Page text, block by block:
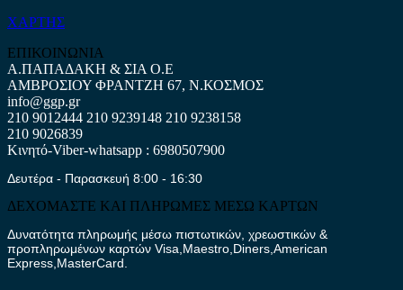
ΧΑΡΤΗΣ
ΕΠΙΚΟΙΝΩΝΙΑ
Α.ΠΑΠΑΔΑΚΗ & ΣΙΑ Ο.Ε
ΑΜΒΡΟΣΙΟΥ ΦΡΑΝΤΖΗ 67, Ν.ΚΟΣΜΟΣ
info@ggp.gr
210 9012444 210 9239148 210 9238158
210 9026839
Κινητό-Viber-whatsapp : 6980507900
Δευτέρα - Παρασκευή 8:00 - 16:30
ΔΕΧΟΜΑΣΤΕ ΚΑΙ ΠΛΗΡΩΜΕΣ ΜΕΣΩ ΚΑΡΤΩΝ
Δυνατότητα πληρωμής μέσω πιστωτικών, χρεωστικών &
προπληρωμένων καρτών Visa,Maestro,Diners,American
Express,MasterCard.